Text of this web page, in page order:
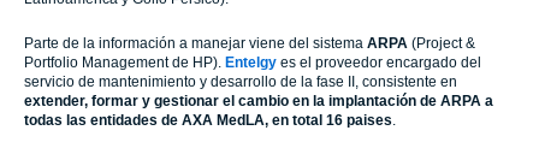
Parte de la información a manejar viene del sistema ARPA (Project &
Portfolio Management de HP). Entelgy es el proveedor encargado del
servicio de mantenimiento y desarrollo de la fase II, consistente en
extender, formar y gestionar el cambio en la implantación de ARPA a
todas las entidades de AXA MedLA, en total 16 paises